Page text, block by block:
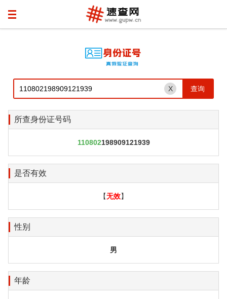
X
所查身份证号码
110802198909121939
是否有效
【无效】
性别
男
年龄